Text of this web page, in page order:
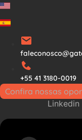
Ir
para
conteúdo
+55 41 3180-0019
Confira nossas
Linkedin